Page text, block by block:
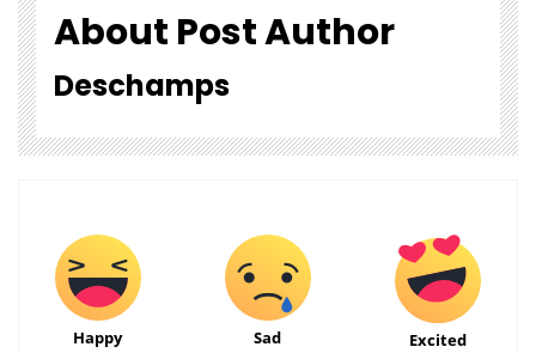
About Post Author
Deschamps
Happy Sad Excited